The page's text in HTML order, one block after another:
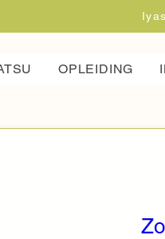
OPLEIDING